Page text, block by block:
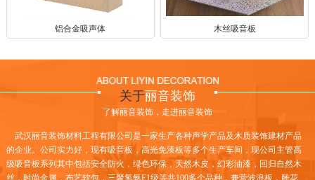
铝合金吸声体 木丝吸音板
关于丽音装饰
了解丽音装饰，走进丽音装饰
武汉丽音装饰材料工程有限公司是一家生产各种声学产品及木质装饰建材产品
的企业。公司实力好，现有吸音板，高光免漆板等多个生产车间，现公司主管高
级吸音板系列其中包括安全防火，绿色环保，天然木皮，幻彩油漆，回归自然木